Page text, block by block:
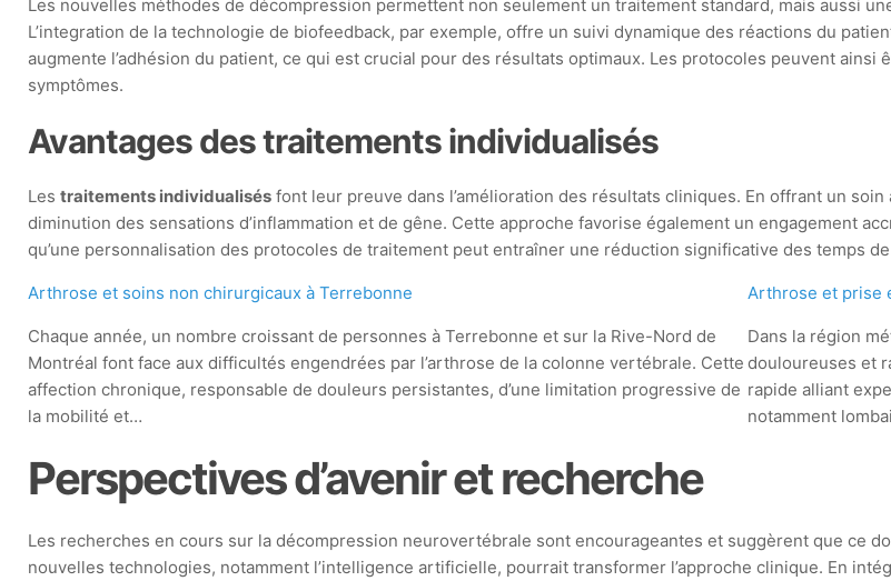
Les nouvelles méthodes de décompression permettent non seulement un traitement standard, mais aussi
L’integration de la technologie de biofeedback, par exemple, offre un suivi dynamique des réactions du
augmente l’adhésion du patient, ce qui est crucial pour des résultats optimaux. Les protocoles peuvent
symptômes.
Avantages des traitements individualisés
Lestraitements individualisés font leur preuve dans l’amélioration des résultats cliniques. En offrant un
diminution des sensations d’inflammation et de gêne. Cette approche favorise également un engagement
qu’une personnalisation des protocoles de traitement peut entraîner une réduction significative des temps
Arthrose et soins non chirurgicaux à Terrebonne
Chaque année, un nombre croissant de personnes à Terrebonne et sur la Rive-Nord de
Montréal font face aux difficultés engendrées par l’arthrose de la colonne vertébrale. Cette
affection chronique, responsable de douleurs persistantes, d’une limitation progressive de
la mobilité et…
Arthrose et prise
Dans la région
douloureuses et
rapide alliant
notamment
Perspectives d’avenir et recherche
Les recherches en cours sur la décompression neurovertébrale sont encourageantes et suggèrent que ce
nouvelles technologies, notamment l’intelligence artificielle, pourrait transformer l’approche clinique. En